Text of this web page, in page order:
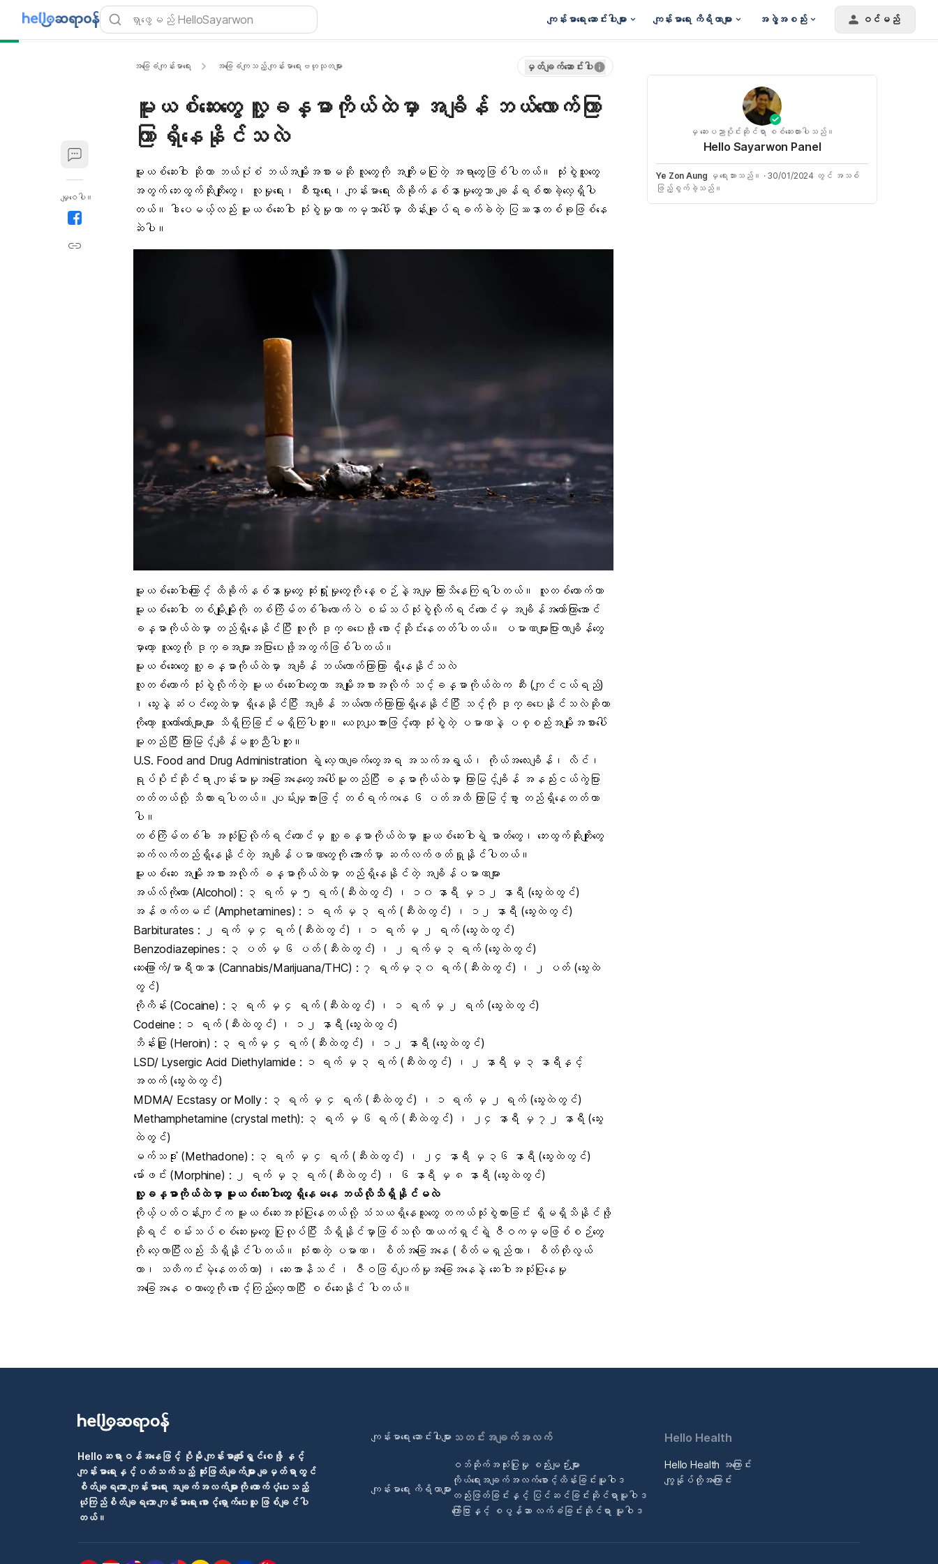
ကျန်းမာရေး ဆောင်းပါးများ ကျန်းမာရေး ကိရိယာများ အဖွဲ့အစည်း ဝင်မည်
မျှဝေပါ။
အခြေခံကျန်းမာရေး အခြေခံကျသည့် ကျန်းမာရေးဗဟုသုတများ မှတ်ချက်ဆောင်းပါး
မူးယစ်ဆေးတွေ လူ့ခန္ဓာကိုယ်ထဲမှာ အချိန် ဘယ်လောက်ကြာ
ကြာ ရှိနေနိုင်သလဲ
မူးယစ်ဆေးဝါး ဆိုဟာ ဘယ်ပုံစံ ဘယ်အမျိုးအစားမဆို လူတွေကို အကျိုးမပြုတဲ့ အရာတွေဖြစ်ပါတယ်။ သုံးစွဲသူတွေ
အတွက် ဘေးထွက်ဆိုးကျိုးတွေ၊ လူမှုရေး၊ စီးပွားရေး၊ ကျန်းမာရေး ထိခိုက်နစ်နာမှုတွေသာ ချန်ရစ်ထားခဲ့လေ့ရှိပါ
တယ်။ ဒါပေမယ့်လည်း မူးယစ်ဆေးဝါး သုံးစွဲမှုဟာ ကမ္ဘာပေါ်မှာ ထိန်းချုပ်ရခက်ခဲတဲ့ ပြဿနာတစ်ခုဖြစ်နေ
ဆဲပါ။
မူးယစ်ဆေးဝါးကြောင့် ထိခိုက်နစ်နာမှုတွေ ဆုံးရှုံးမှုတွေကို နေ့စဉ်နဲ့အမျှ ကြားသိနေကြရပါတယ်။ လူတစ်ယောက်ဟာ
မူးယစ်ဆေးဝါး တစ်မျိုးမျိုးကို တစ်ကြိမ်တစ်ခါလောက်ပဲ စမ်းသပ်သုံးစွဲလိုက်ရင်တောင်မှ အချိန်အတော်ကြာအောင်
ခန္ဓာကိုယ်ထဲမှာ တည်ရှိနေနိုင်ပြီး လူကို ဒုက္ခပေးဖို့ စောင့်ဆိုင်းနေတတ်ပါတယ်။ ပမာဏများပြားလာချိန်တွေ
မှာတော့ လူတွေကို ဒုက္ခအများအပြားပေးဖို့အတွက်ဖြစ်ပါတယ်။
မူးယစ်ဆေးတွေ လူ့ခန္ဓာကိုယ်ထဲမှာ အချိန် ဘယ်လောက်ကြာကြာ ရှိနေနိုင်သလဲ
လူတစ်ယောက် သုံးစွဲလိုက်တဲ့ မူးယစ်ဆေးဝါးတွေဟာ အမျိုးအစားအလိုက် သင့်ခန္ဓာကိုယ်ထဲက ဆီး (ကျင်ငယ်ရည်)
၊ သွေးနဲ့ ဆံပင်တွေထဲမှာ ရှိနေနိုင်ပြီး အချိန် ဘယ်လောက်ကြာကြာရှိနေနိုင်ပြီး သင့်ကို ဒုက္ခပေးနိုင်သလဲဆိုတာ
ကိုတော့ လူတော်တော်များများ သိရှိကြခြင်းမရှိကြပါဘူး။ ယေဘုယျအားဖြင့်တော့ သုံးစွဲတဲ့ ပမာဏနဲ့ ပစ္စည်းအမျိုးအစားပေါ်
မူတည်ပြီး ကြာမြင့်ချိန်မတူညီပါဘူး။
U.S. Food and Drug Administration ရဲ့ လေ့လာချက်တွေအရ အသက်အရွယ်၊ ကိုယ်အလေးချိန်၊ လိင်၊
ရုပ်ပိုင်းဆိုင်ရာ ကျန်းမာမှုအခြေအနေတွေအပေါ်မူတည်ပြီး ခန္ဓာကိုယ်ထဲမှာ ကြာမြင့်ချိန် အနည်းငယ်ကွဲပြား
တတ်တယ်လို့ သိထားရပါတယ်။ ပျမ်းမျှအားဖြင့် တစ်ရက်ကနေ ၆ ပတ်အထိ ကြာမြင့်စွာ တည်ရှိနေတတ်တာ
ပါ။
တစ်ကြိမ်တစ်ခါ အသုံးပြုလိုက်ရင်တောင်မှ လူ့ခန္ဓာကိုယ်ထဲမှာ မူးယစ်ဆေးဝါးရဲ့ ဓာတ်တွေ၊ ဘေးထွက်ဆိုးကျိုးတွေ
ဆက်လက်တည်ရှိနေနိုင်တဲ့ အချိန်ပမာဏတွေကို အောက်မှာ ဆက်လက်ဖတ်ရှုနိုင်ပါတယ်။
မူးယစ်ဆေး အမျိုးအစားအလိုက် ခန္ဓာကိုယ်ထဲမှာ တည်ရှိနေနိုင်တဲ့ အချိန်ပမာဏများ
အယ်လ်ကိုဟော (Alcohol) : ၃ ရက် မှ ၅ ရက် (ဆီးထဲတွင်) ၊ ၁၀ နာရီ မှ ၁၂ နာရီ (သွေးထဲတွင်)
အန်ဖက်တမင်း (Amphetamines) : ၁ ရက် မှ ၃ ရက် (ဆီးထဲတွင်) ၊ ၁၂ နာရီ (သွေးထဲတွင်)
Barbiturates : ၂ ရက် မှ ၄ ရက် (ဆီးထဲတွင်) ၊ ၁ ရက် မှ ၂ ရက် (သွေးထဲတွင်)
Benzodiazepines : ၃ ပတ် မှ ၆ ပတ် (ဆီးထဲတွင်) ၊ ၂ ရက်မှ ၃ ရက် (သွေးထဲတွင်)
ဆေးခြောက်/မာရီယာနာ (Cannabis/Marijuana/THC) : ၇ ရက်မှ ၃၀ ရက် (ဆီးထဲတွင်) ၊ ၂ ပတ် (သွေးထဲ
တွင်)
ကိုကိန်း (Cocaine) : ၃ ရက် မှ ၄ ရက် (ဆီးထဲတွင်) ၊ ၁ ရက် မှ ၂ ရက် (သွေးထဲတွင်)
Codeine : ၁ ရက် (ဆီးထဲတွင်) ၊ ၁၂ နာရီ (သွေးထဲတွင်)
ဘိန်းဖြူ (Heroin) : ၃ ရက်မှ ၄ ရက် (ဆီးထဲတွင်) ၊ ၁၂ နာရီ (သွေးထဲတွင်)
LSD/ Lysergic Acid Diethylamide : ၁ ရက် မှ ၃ ရက် (ဆီးထဲတွင်) ၊ ၂ နာရီ မှ ၃ နာရီနှင့်
အထက် (သွေးထဲတွင်)
MDMA/ Ecstasy or Molly : ၃ ရက် မှ ၄ ရက် (ဆီးထဲတွင်) ၊ ၁ ရက် မှ ၂ ရက် (သွေးထဲတွင်)
Methamphetamine (crystal meth): ၃ ရက် မှ ၆ ရက် (ဆီးထဲတွင်) ၊ ၂၄ နာရီ မှ ၇၂ နာရီ (သွေး
ထဲတွင်)
မက်သဒုံး (Methadone) : ၃ ရက် မှ ၄ ရက် (ဆီးထဲတွင်) ၊ ၂၄ နာရီ မှ ၃၆ နာရီ (သွေးထဲတွင်)
မော်ဖင်း (Morphine) : ၂ ရက် မှ ၃ ရက် (ဆီးထဲတွင်) ၊ ၆ နာရီ မှ ၈ နာရီ (သွေးထဲတွင်)
လူ့ခန္ဓာကိုယ်ထဲမှာ မူးယစ်ဆေးဝါးတွေ ရှိနေမနေ ဘယ်လိုသိရှိနိုင်မလဲ
ကိုယ့်ပတ်ဝန်းကျင်က မူးယစ်ဆေးအသုံးပြုနေတယ်လို့ သံသယရှိနေသူတွေ တကယ်သုံးစွဲထားခြင်း ရှိမရှိသိနိုင်ဖို့
ဆိုရင် စမ်းသပ်စစ်ဆေးမှုတွေ ပြုလုပ်ပြီး သိရှိနိုင်မှာဖြစ်သလို ကာယကံရှင်ရဲ့ ဇီဝကမ္မဖြစ်စဉ်တွေ
ကို လေ့လာပြီးလည်း သိရှိနိုင်ပါတယ်။ သုံးထားတဲ့ ပမာဏ၊ စိတ်အခြေအနေ (စိတ်မရှည်တာ၊ စိတ်တိုလွယ်
တာ၊ သတိကင်းမဲ့နေတတ်တာ) ၊ ဆေးအာနိသင် ၊ ဇီဝဖြစ်ပျက်မှုအခြေအနေနဲ့ ဆေးဝါးအသုံးပြုနေမှု
အခြေအနေ စတာတွေကို စောင့်ကြည့်လေ့လာပြီး စစ်ဆေးနိုင် ပါတယ်။
မှ ဆေးပညာပိုင်းဆိုင်ရာ စစ်ဆေးထားပါသည်။
Hello Sayarwon Panel
Ye Zon Aung မှ ရေးသားသည်။ · 30/01/2024 တွင် အသစ်
ဖြည့်စွက်ခဲ့သည်။
Helloဆရာဝန်အနေဖြင့် ပိုမို ကျန်းမာပျော်ရွှင်စေဖို့ နှင့်
ကျန်းမာရေးနှင့်ပတ်သက်သည့် ဆုံးဖြတ်ချက်များ ချမှတ်ရာတွင်
စိတ်ချရသော ကျန်းမာရေး အချက်အလက်များကို ထောက်ပံ့ပေးသည့်
ယုံကြည်စိတ်ချရသော ကျန်းမာရေး စောင့်ရှောက်ပေးသူ ဖြစ်ချင်ပါ
တယ်။
ကျန်းမာရေး ဆောင်းပါးများ
ကျန်းမာရေး ကိရိယာများ
သတင်းအချက်အလက်
ဝဘ်ဆိုက်အသုံးပြုမှု စည်းမျဉ်းများ
ကိုယ်ရေးအချက်အလက်စောင့်ထိန်းခြင်းမူဝါဒ
တည်းဖြတ်ခြင်းနှင့် ပြင်ဆင်ခြင်းဆိုင်ရာမူဝါဒ
ကြော်ငြာနှင့် စပွန်ဆာ လက်ခံခြင်းဆိုင်ရာ မူဝါဒ
Hello Health
Hello Health အကြောင်း
ကျွန်ုပ်တို့အကြောင်း